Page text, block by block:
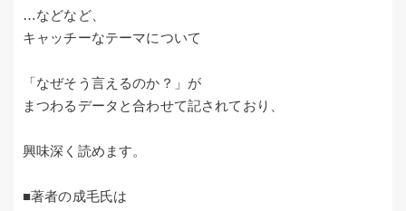
…などなど、
キャッチーなテーマについて
「なぜそう言えるのか？」が
まつわるデータと合わせて記されており、
興味深く読めます。
■著者の成毛氏は